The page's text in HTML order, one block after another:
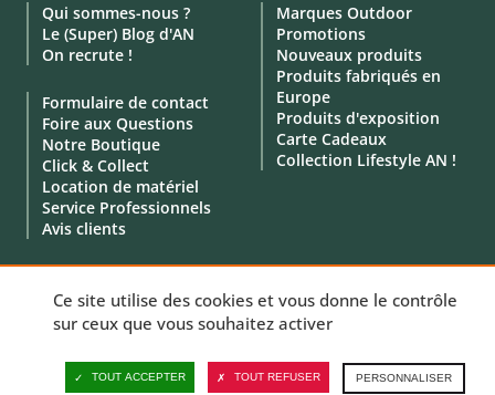
Qui sommes-nous ?
Le (Super) Blog d'AN
On recrute !
Formulaire de contact
Foire aux Questions
Notre Boutique
Click & Collect
Location de matériel
Service Professionnels
Avis clients
Marques Outdoor
Promotions
Nouveaux produits
Produits fabriqués en
Europe
Produits d'exposition
Carte Cadeaux
Collection Lifestyle AN !
Données personnelles- Politique de cookies- Gérer vos cookies
Ce site utilise des cookies et vous donne le contrôle
sur ceux que vous souhaitez activer
TOUT ACCEPTER TOUT REFUSER PERSONNALISER